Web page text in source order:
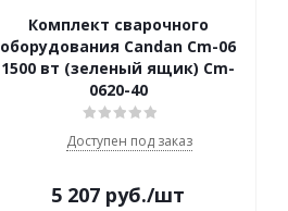
Комплект сварочного
оборудования Candan Cm-06
1500 вт (зеленый ящик) Cm-
0620-40
Доступен под заказ
5 207 руб./шт